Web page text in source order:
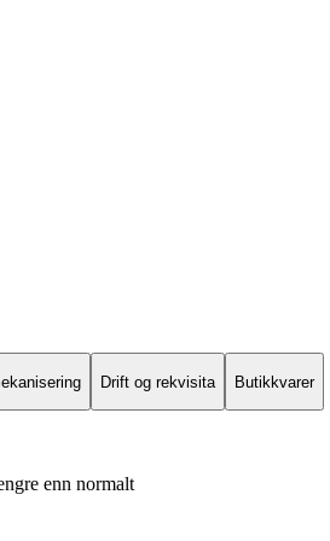
Drift og rekvisita Butikkvarer
enn normalt